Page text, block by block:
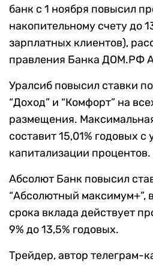
банк с 1 ноября повысил
накопительному счету до
зарплатных клиентов),
правления Банка ДОМ.РФ
Уралсиб повысил ставки
“Доход” и “Комфорт” на
размещения.
составит 15,01% годовых с
капитализации процентов.
Абсолют Банк повысил
“Абсолютный максимум+”,
срока вклада действует
9% до 13,5% годовых.
Трейдер, автор телеграм-